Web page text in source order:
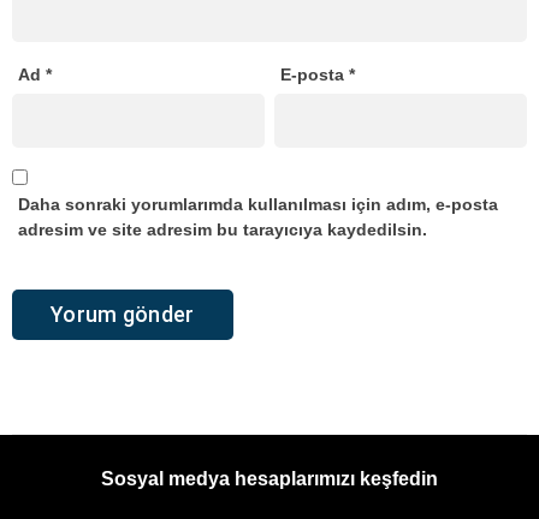
Ad * E-posta*
Daha sonraki yorumlarımda kullanılması için adım, e-posta
adresim ve site adresim bu tarayıcıya kaydedilsin.
Sosyal medya hesaplarımızı keşfedin